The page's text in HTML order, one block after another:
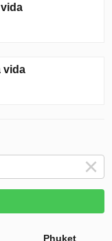
vida
Phuket